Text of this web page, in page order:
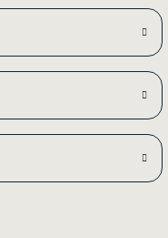
hemen çözdüler